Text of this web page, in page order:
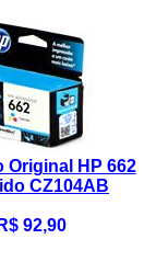
Original HP 662
CZ104AB
R$ 92,90